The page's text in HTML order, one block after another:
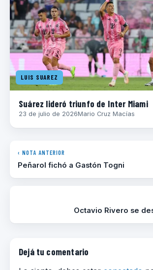
LUIS SUAREZ
Suárez lideró triunfo de Inter Miami
23 de julio de 2026Mario Cruz Macías
‹ NOTA ANTERIOR
Peñarol fichó a Gastón Togni
Octavio Rivero se
Dejá tu comentario